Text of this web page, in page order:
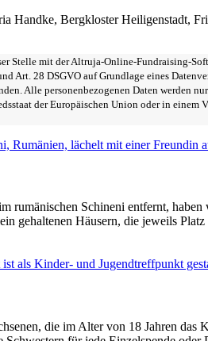
Handke, Bergkloster Heiligenstadt,
Stelle mit der Altruja-Online-Fundraising-
Art. 28 DSGVO auf Grundlage eines
Alle personenbezogenen Daten werden
der Europäischen Union oder in einem
rumänischen Schineni entfernt,
gehaltenen Häusern, die jeweils
die im Alter von 18 Jahren das